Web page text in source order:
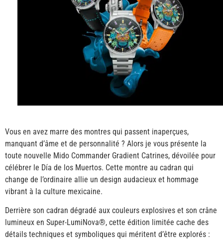
Vous en avez marre des montres qui passent inaperçues,
manquant d’âme et de personnalité ? Alors je vous présente la
toute nouvelle Mido Commander Gradient Catrines, dévoilée pour
célébrer le Día de los Muertos. Cette montre au cadran qui
change de l’ordinaire allie un design audacieux et hommage
vibrant à la culture mexicaine.
Derrière son cadran dégradé aux couleurs explosives et son crâne
lumineux en Super-LumiNova®, cette édition limitée cache des
détails techniques et symboliques qui méritent d’être explorés :